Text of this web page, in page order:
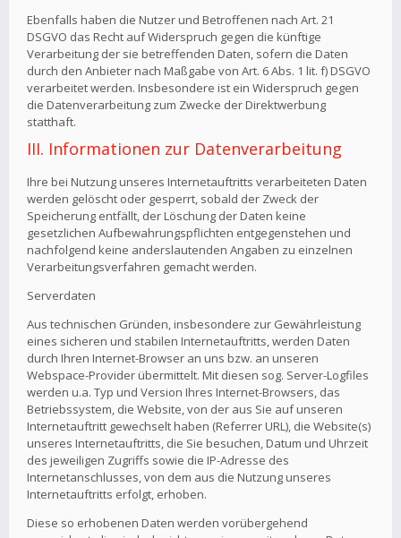
Ebenfalls haben die Nutzer und Betroffenen nach Art. 21
DSGVO das Recht auf Widerspruch gegen die künftige
Verarbeitung der sie betreffenden Daten, sofern die Daten
durch den Anbieter nach Maßgabe von Art. 6 Abs. 1 lit. f) DSGVO
verarbeitet werden. Insbesondere ist ein Widerspruch gegen
die Datenverarbeitung zum Zwecke der Direktwerbung
statthaft.
III. Informationen zur Datenverarbeitung
Ihre bei Nutzung unseres Internetauftritts verarbeiteten Daten
werden gelöscht oder gesperrt, sobald der Zweck der
Speicherung entfällt, der Löschung der Daten keine
gesetzlichen Aufbewahrungspflichten entgegenstehen und
nachfolgend keine anderslautenden Angaben zu einzelnen
Verarbeitungsverfahren gemacht werden.
Serverdaten
Aus technischen Gründen, insbesondere zur Gewährleistung
eines sicheren und stabilen Internetauftritts, werden Daten
durch Ihren Internet-Browser an uns bzw. an unseren
Webspace-Provider übermittelt. Mit diesen sog. Server-Logfiles
werden u.a. Typ und Version Ihres Internet-Browsers, das
Betriebssystem, die Website, von der aus Sie auf unseren
Internetauftritt gewechselt haben (Referrer URL), die Website(s)
unseres Internetauftritts, die Sie besuchen, Datum und Uhrzeit
des jeweiligen Zugriffs sowie die IP-Adresse des
Internetanschlusses, von dem aus die Nutzung unseres
Internetauftritts erfolgt, erhoben.
Diese so erhobenen Daten werden vorübergehend